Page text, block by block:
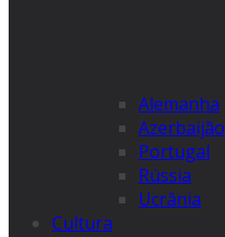
Alemanha
Azerbaijão
Portugal
Rússia
Ucrânia
Cultura